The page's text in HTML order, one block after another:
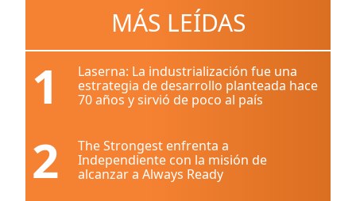
MÁS LEÍDAS
1
Laserna: La industrialización fue una
estrategia de desarrollo planteada hace
70 años y sirvió de poco al país
2
The Strongest enfrenta a
Independiente con la misión de
alcanzar a Always Ready